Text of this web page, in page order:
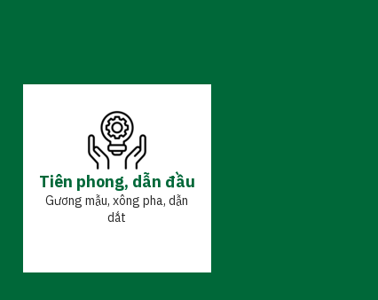
Tiên phong, dẫn đầu
Gương mẫu, xông pha, dẫn
dắt